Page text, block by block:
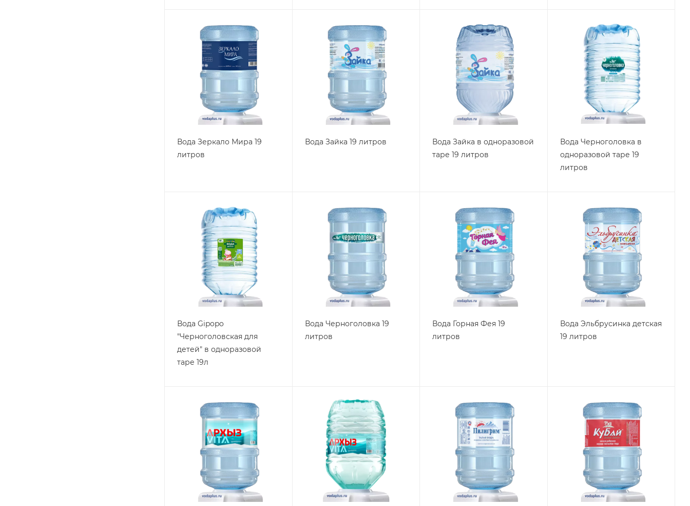
Вода Зеркало Мира 19
литров
Вода Зайка 19 литров
Вода Зайка в одноразовой
таре 19 литров
Вода Черноголовка в
одноразовой таре 19
литров
Вода Gipopo
"Черноголовская для
детей" в одноразовой
таре 19л
Вода Черноголовка 19
литров
Вода Горная Фея 19
литров
Вода Эльбрусинка детская
19 литров